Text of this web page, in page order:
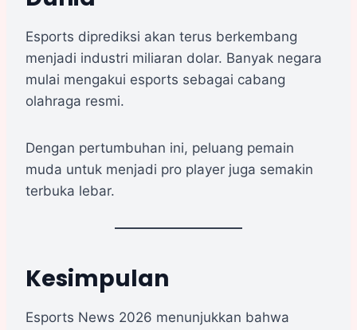
Esports diprediksi akan terus berkembang
menjadi industri miliaran dolar. Banyak negara
mulai mengakui esports sebagai cabang
olahraga resmi.
Dengan pertumbuhan ini, peluang pemain
muda untuk menjadi pro player juga semakin
terbuka lebar.
Kesimpulan
Esports News 2026 menunjukkan bahwa